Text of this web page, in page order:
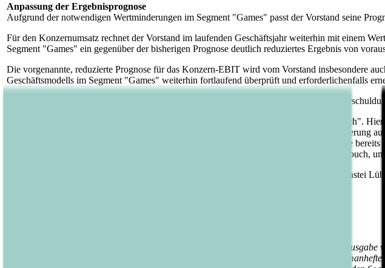
Anpassung der Ergebnisprognose
Aufgrund der notwendigen Wertminderungen im Segment "Games" passt der Vorstand seine
Für den Konzernumsatz rechnet der Vorstand im laufenden Geschäftsjahr weiterhin mit einem
Segment "Games" ein gegenüber der bisherigen Prognose deutlich reduziertes Ergebnis von
Die vorgenannte, reduzierte Prognose für das Konzern-EBIT wird vom Vorstand insbesondere
Geschäftsmodells im Segment "Games" weiterhin fortlaufend überprüft und erforderlichenfalls
Die Finanzplanung des Bastei Lübbe-Konzerns geht zudem davon aus, dass die Netto-
Wesentlich für die zukünftige Umsatzentwicklung von Bastei Lübbe ist das Segment "Buch".
kommenden Monaten weiter ausbauen. "Mut zur Innovation einerseits, eine klare Fokussierung
Programmprofile", lautet die Strategie des künftigen Programmvorstands Simon Decot, die
Life moderne Lifestyle- und Gesundheitsthemen an, Quadriga bedient das politische Sachbuch,
Die Quartalsmitteilung über die ersten neun Monate des Geschäftsjahres 2019/2020 der Bastei
Die Bastei Lübbe AG ist ein deutscher Publikumsverlag mit Sitz in Köln, der auf die
ist. Zum Kerngeschäft des Unternehmens gehören auch die periodisch erscheinenden